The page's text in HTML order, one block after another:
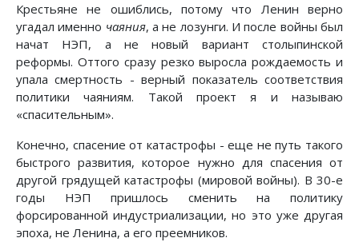
Крестьяне не ошиблись, потому что Ленин верно
угадал именно чаяния, а не лозунги. И после войны был
начат НЭП, а не новый вариант столыпинской
реформы. Оттого сразу резко выросла рождаемость и
упала смертность - верный показатель соответствия
политики чаяниям. Такой проект я и называю
«спасительным».
Конечно, спасение от катастрофы - еще не путь такого
быстрого развития, которое нужно для спасения от
другой грядущей катастрофы (мировой войны). В 30-е
годы НЭП пришлось сменить на политику
форсированной индустриализации, но это уже другая
эпоха, не Ленина, а его преемников.